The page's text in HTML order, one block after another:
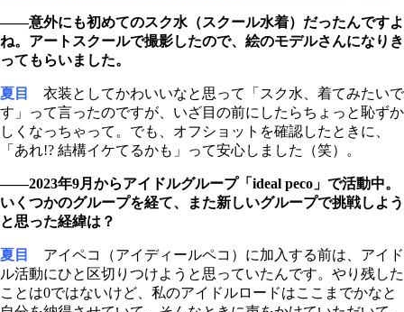
――意外にも初めてのスク水（スクール水着）だったんですよ
ね。アートスクールで撮影したので、絵のモデルさんになりき
ってもらいました。
夏目
衣装としてかわいいなと思って「スク水、着てみたいで
す」って言ったのですが、いざ目の前にしたらちょっと恥ずか
しくなっちゃって。でも、オフショットを確認したときに、
「あれ!? 結構イケてるかも」って安心しました（笑）。
――2023年9月からアイドルグループ「ideal peco」で活動中。
いくつかのグループを経て、また新しいグループで挑戦しよう
と思った経緯は？
夏目
アイペコ（アイディールペコ）に加入する前は、アイド
ル活動にひと区切りつけようと思っていたんです。やり残した
ことは0ではないけど、私のアイドルロードはここまでかなと